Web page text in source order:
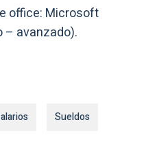
office: Microsoft
– avanzado).
Sueldos